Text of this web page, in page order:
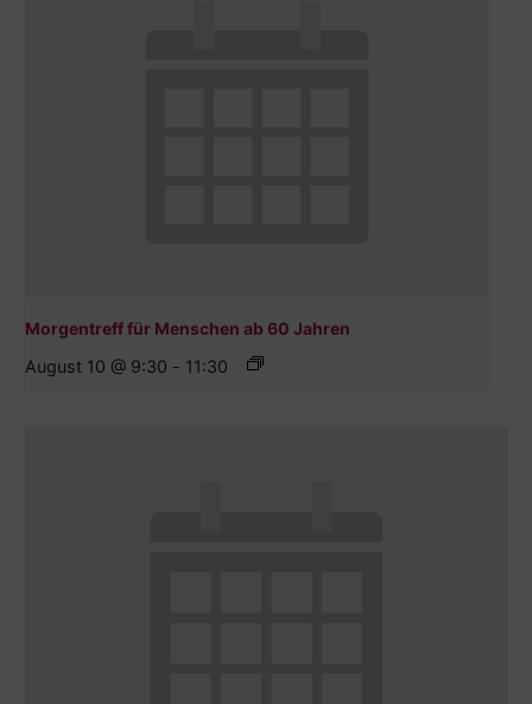
Morgentreff für Menschen ab 60 Jahren
August 10 @ 9:30 - 11:30